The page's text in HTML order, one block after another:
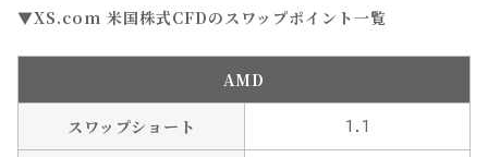
XS.com 米国株式CFDのスワップポイント一覧
AMD
スワップショート 1.1